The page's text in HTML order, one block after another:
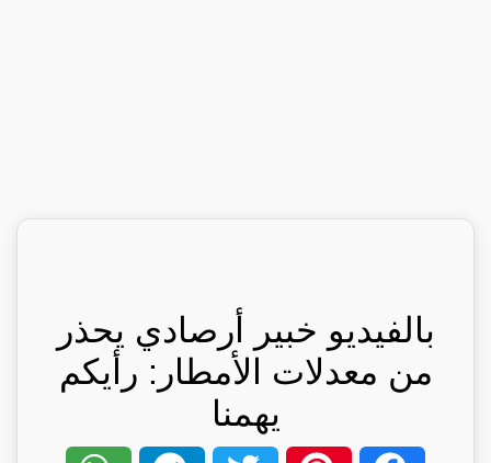
بالفيديو خبير أرصادي يحذر
من معدلات الأمطار: رأيكم
يهمنا